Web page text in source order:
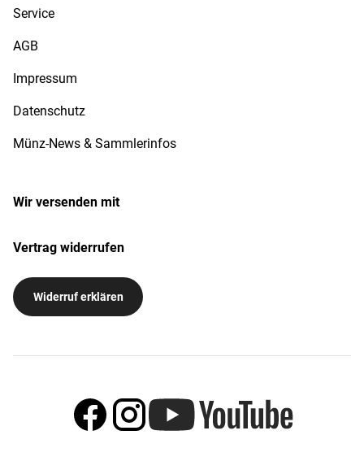
Service
AGB
Impressum
Datenschutz
Münz-News & Sammlerinfos
Wir versenden mit
Vertrag widerrufen
Widerruf erklären